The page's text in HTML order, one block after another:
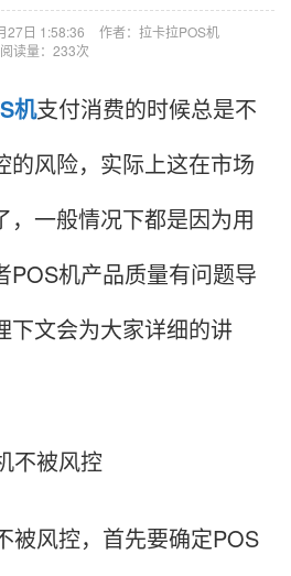
27日 1:58:36
作者：拉卡拉POS机
阅读量：233次
机支付消费的时候总是不
的风险，实际上这在市场
，一般情况下都是因为用
POS机产品质量有问题导
下文会为大家详细的讲
不被风控
被风控，首先要确定POS